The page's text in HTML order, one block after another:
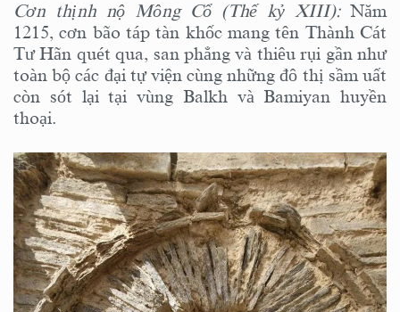
Cơn thịnh nộ Mông Cổ (Thế kỷ XIII):Năm
1215, cơn bão táp tàn khốc mang tên Thành Cát
Tư Hãn quét qua, san phẳng và thiêu rụi gần như
toàn bộ các đại tự viện cùng những đô thị sầm uất
còn sót lại tại vùng Balkh và Bamiyan huyền
thoại.